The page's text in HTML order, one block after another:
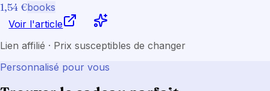
1,54 €books
Voir l'article
Lien affilié · Prix susceptibles de changer
Personnalisé pour vous